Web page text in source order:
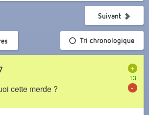
popularité Tri chronologique
Suivant
+
13
-
cette merde ?